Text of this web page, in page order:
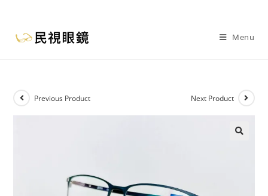
Menu
Previous Product Next Product